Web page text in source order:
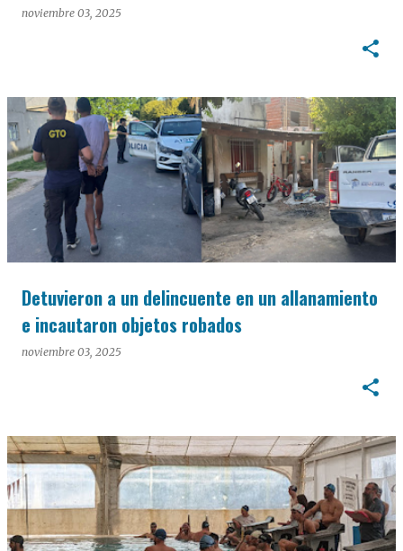
noviembre 03, 2025
Detuvieron a un delincuente en un allanamiento
e incautaron objetos robados
noviembre 03, 2025